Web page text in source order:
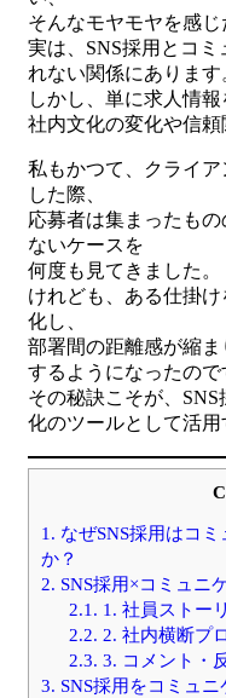
そんなモヤモヤを感じ
実は、SNS採用とコ
れない関係にあります
しかし、単に求人情報
社内文化の変化や信頼
私もかつて、クライ
した際、
応募者は集まったも
ないケースを
何度も見てきました。
けれども、ある仕掛
化し、
部署間の距離感が縮
するようになったので
その秘訣こそが、
化のツールとして活用
1. なぜSNS採用はコ
か？
2. SNS採用×コミュニ
2.1. 1. 社員ストー
2.2. 2. 社内横断プ
2.3. 3. コメント・
3. SNS採用をコミュ